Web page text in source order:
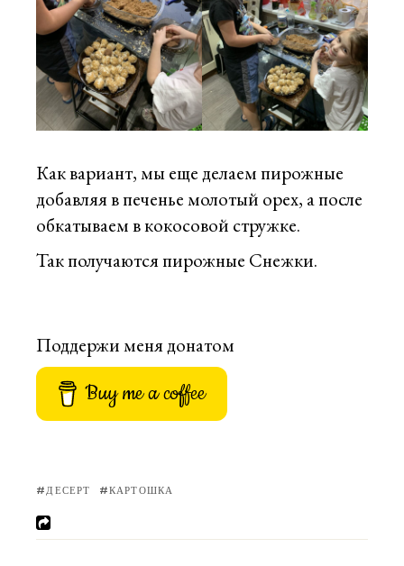
Как вариант, мы еще делаем пирожные
добавляя в печенье молотый орех, а после
обкатываем в кокосовой стружке.
Так получаются пирожные Снежки.
Поддержи меня донатом
Buy me a coffee
ДЕСЕРТ КАРТОШКА